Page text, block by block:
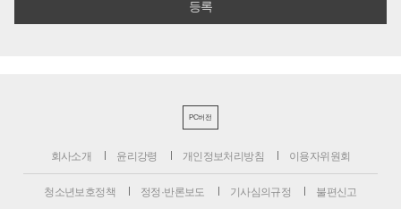
PC버전
회사소개 윤리강령 개인정보처리방침 이용자위원회
청소년보호정책 정정·반론보도 기사심의규정 불편신고